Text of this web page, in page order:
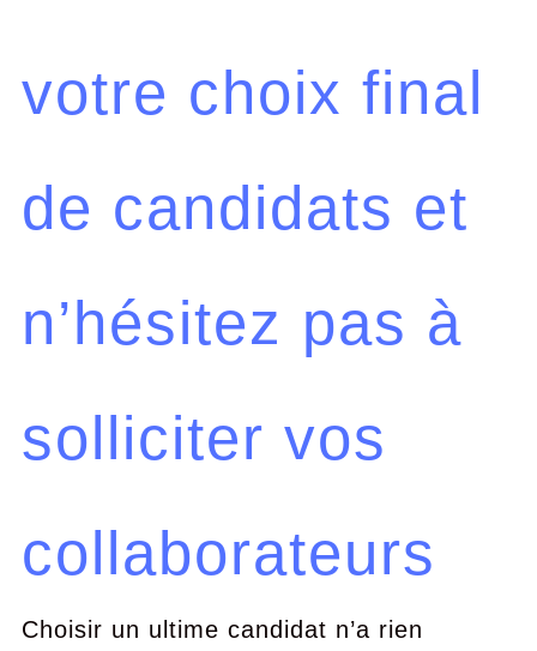
votre choix final
de candidats et
n’hésitez pas à
solliciter vos
collaborateurs
Choisir un ultime candidat n’a rien